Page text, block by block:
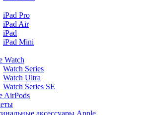
iPad Pro
iPad Air
iPad
iPad Mini
Watch
Watch Series
Watch Ultra
Watch Series SE
AirPods
аксессуары Apple